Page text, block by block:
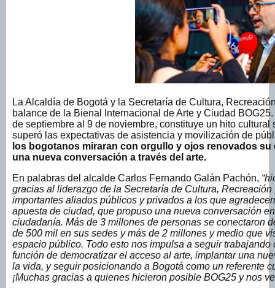
La Alcaldía de Bogotá y la Secretaría de Cultura,
balance de la Bienal Internacional de Arte y Ciudad
de septiembre al 9 de noviembre, constituye un hito cultural
superó las expectativas de asistencia y movilización de
los bogotanos miraran con orgullo y ojos renovados
una nueva conversación a través del arte.
En palabras del alcalde Carlos Fernando Galán Pachón,
gracias al liderazgo de la Secretaría de Cultura,
importantes aliados públicos y privados a los que
apuesta de ciudad, que propuso una nueva conversación
ciudadanía. Más de 3 millones de personas se conectaron
de 500 mil en sus sedes y más de 2 millones y medio que
espacio público. Todo esto nos impulsa a seguir trabajando
función de democratizar el acceso al arte, implantar una
la vida, y seguir posicionando a Bogotá como un referente
¡Muchas gracias a quienes hicieron posible BOG25 y nos